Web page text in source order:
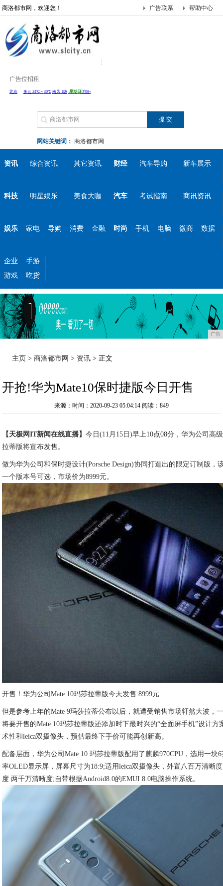
商洛都市网，欢迎您！ 帮助中心
广告联系
广告位招租
网站关键词： 商洛都市网
资讯 综合资讯 其它资讯 财经 汽车导购 新车展示
科技 明星娱乐 美食大咖 汽车 考试指南 商讯资讯
娱乐 家电 导购 消费 金融 时尚 手机 电脑 微商 数据
企业
手游
游戏
吃货
广告
主页 >商洛都市网 > 资讯 > 正文
开抢!华为Mate10保时捷版今日开售
来源：时间：2020-09-23 05:04:14 阅读：849
【天极网IT新闻在线直播】今日(11月15日)早上10点08分，华为公司高
拉蒂版将宣布发售。
做为华为公司和保时捷设计(Porsche Design)协同打造出的限定订制版，
一个版本号可选，市场价为8999元。
开售！华为公司Mate 10玛莎拉蒂版今天发售:8999元
但是参考上年的Mate 9玛莎拉蒂公布以后，就遭受销售市场轩然大波，
将要开售的Mate 10玛莎拉蒂版还添加时下最时兴的“全面屏手机”设计
术性和leica双摄像头，预估最终下手价可能再创新高。
配备层面，华为公司Mate 10 玛莎拉蒂版配用了麒麟970CPU，选用一块
率OLED显示屏，屏幕尺寸为18:9;适用leica双摄像头，外置八百万清晰
度 两千万清晰度;自带根据Android8.0的EMUI 8.0电脑操作系统。